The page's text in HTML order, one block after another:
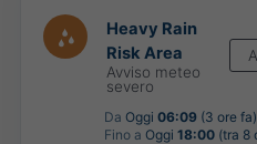
Heavy Rain
Risk Area
Avviso meteo
severo
Da Oggi 06:09 (3 ore fa)
Fino a Oggi 18:00 (tra 8